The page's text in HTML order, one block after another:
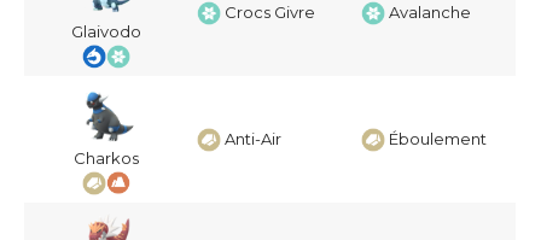
Glaivodo
Crocs Givre Avalanche
Charkos
Anti-Air Éboulement